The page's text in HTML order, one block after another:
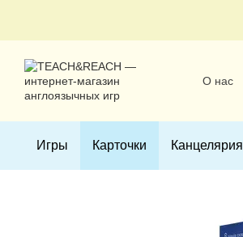
О нас
Игры Карточки Канцелярия